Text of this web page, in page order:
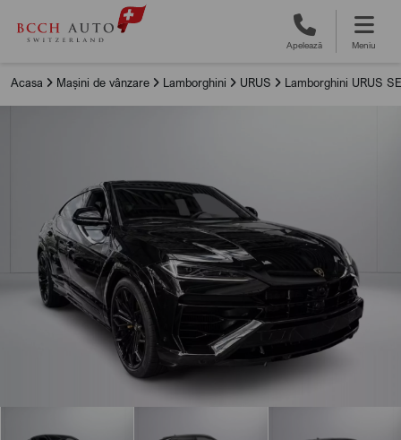
Apelează Meniu
Acasa Mașini de vânzare Lamborghini URUS Lamborghini URUS SE